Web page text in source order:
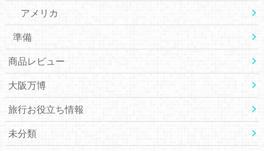
アメリカ
準備
商品レビュー
大阪万博
旅行お役立ち情報
未分類